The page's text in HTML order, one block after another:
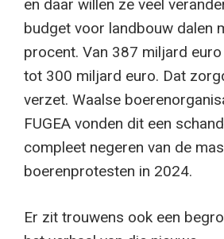
en daar willen ze veel
budget voor landbouw dalen
procent. Van 387 miljard
tot 300 miljard euro. Dat
verzet. Waalse
FUGEA vonden dit een
compleet negeren van de
boerenprotesten in 2024.
Er zit trouwens ook een